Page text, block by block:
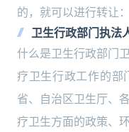
的，就可以进行转让
卫生行政部门执法
什么是卫生行政部门
疗卫生行政工作的部
省、自治区卫生厅、
疗卫生方面的政策、